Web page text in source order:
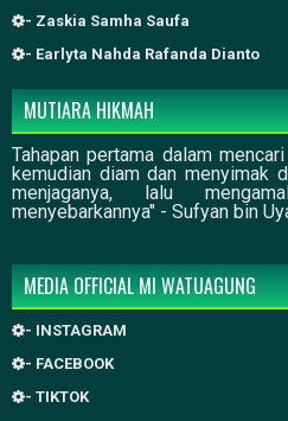
- Zaskia Samha Saufa
- Earlyta Nahda Rafanda Dianto
MUTIARA HIKMAH
Tahapan pertama dalam
kemudian diam dan menyimak
menjaganya, lalu
menyebarkannya" - Sufyan bin
MEDIA OFFICIAL MI WATUAGUNG
- INSTAGRAM
- FACEBOOK
- TIKTOK